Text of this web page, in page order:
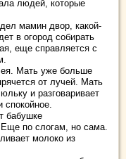
людей, которые
мамин двор, какой-
в огород собирать
еще справляется с
Мать уже больше
от лучей. Мать
и разговаривает
спокойное.
бабушке
Еще по слогам, но сама.
молоко из